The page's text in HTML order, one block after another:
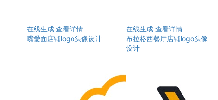
在线生成 查看详情
嘴爱面店铺logo头像设计
在线生成 查看详情
布拉格西餐厅店铺logo头像
设计